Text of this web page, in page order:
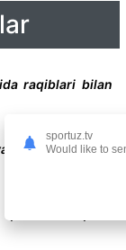
raqiblari bilan
Gitler o'rtasida
haqorat
sportuz.tv
Would like to